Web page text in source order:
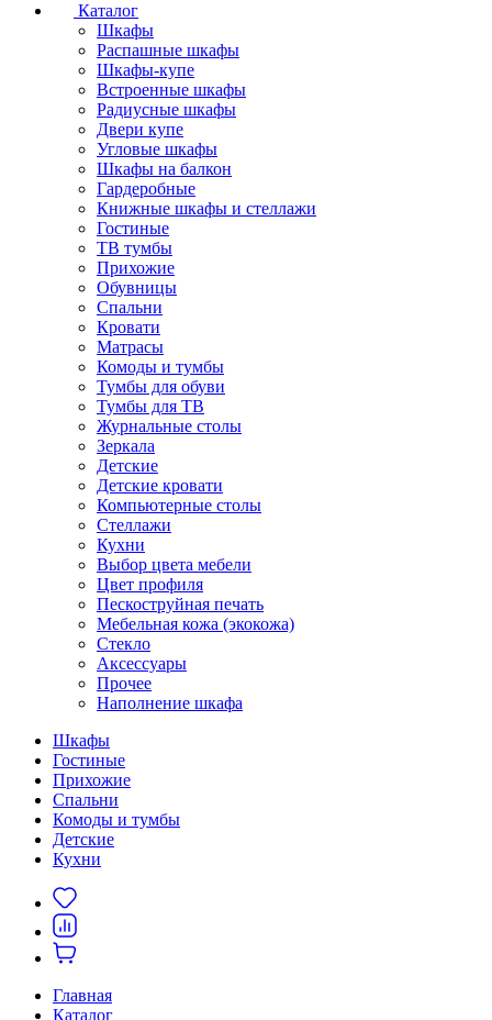
Каталог
Шкафы
Распашные шкафы
Шкафы-купе
Встроенные шкафы
Радиусные шкафы
Двери купе
Угловые шкафы
Шкафы на балкон
Гардеробные
Книжные шкафы и стеллажи
Гостиные
ТВ тумбы
Прихожие
Обувницы
Спальни
Кровати
Матрасы
Комоды и тумбы
Тумбы для обуви
Тумбы для ТВ
Журнальные столы
Зеркала
Детские
Детские кровати
Компьютерные столы
Стеллажи
Кухни
Выбор цвета мебели
Цвет профиля
Пескоструйная печать
Мебельная кожа (экокожа)
Стекло
Аксессуары
Прочее
Наполнение шкафа
Шкафы
Гостиные
Прихожие
Спальни
Комоды и тумбы
Детские
Кухни
Главная
Каталог